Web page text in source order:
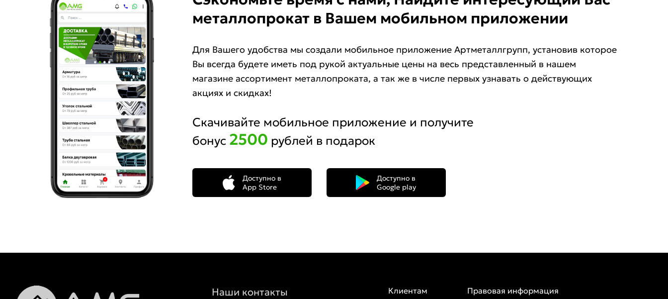
металлопрокат в Вашем мобильном приложении
Для Вашего удобства мы создали мобильное приложение Артметаллгрупп, установив которое
Вы всегда будете иметь под рукой актуальные цены на весь представленный в нашем
магазине ассортимент металлопроката, а так же в числе первых узнавать о действующих
акциях и скидках!
Скачивайте мобильное приложение и получите
бонус 2500 рублей в подарок
Доступно в
App Store
Доступно в
Google play
Наши контакты Клиентам Правовая информация